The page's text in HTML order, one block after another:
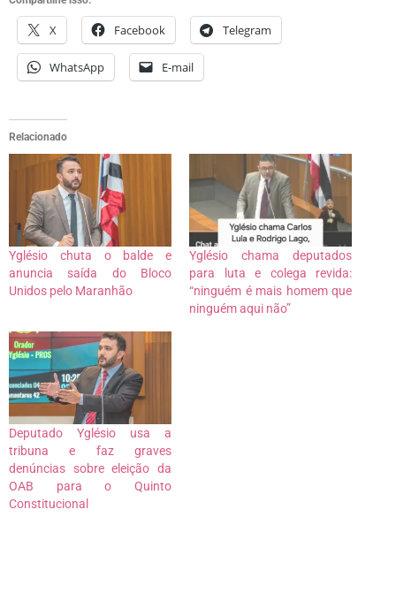
X Facebook Telegram
WhatsApp E-mail
Relacionado
Yglésio chuta o balde e
anuncia saída do Bloco
Unidos pelo Maranhão
Yglésio chama deputados
para luta e colega revida:
“ninguém é mais homem que
ninguém aqui não”
Deputado Yglésio usa a
tribuna e faz graves
denúncias sobre eleição da
OAB para o Quinto
Constitucional